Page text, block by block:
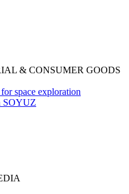
& CONSUMER GOODS
space exploration
SOYUZ